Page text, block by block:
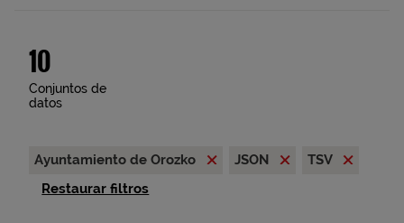
10
Conjuntos de
datos
Ayuntamiento de Orozko JSON
TSV
Restaurar filtros